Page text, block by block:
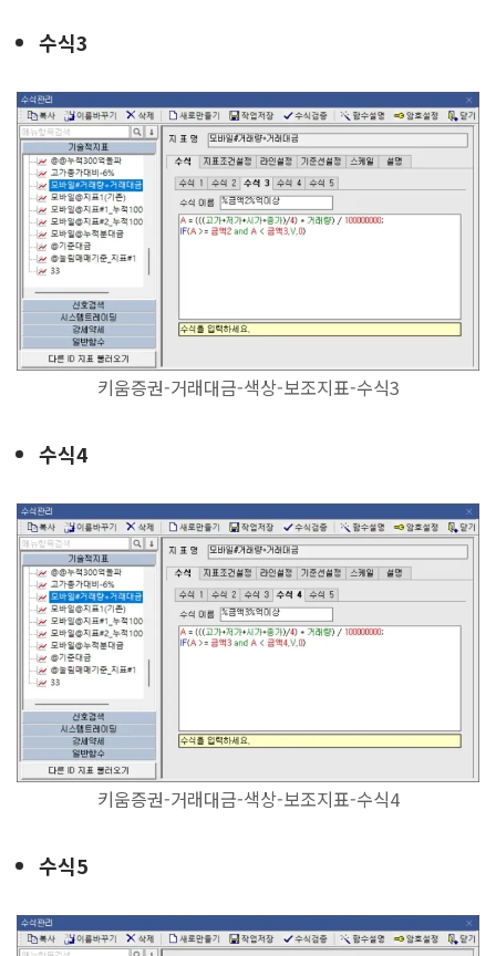
수식3
키움증권-거래대금-색상-보조지표-수식3
수식4
키움증권-거래대금-색상-보조지표-수식4
수식5